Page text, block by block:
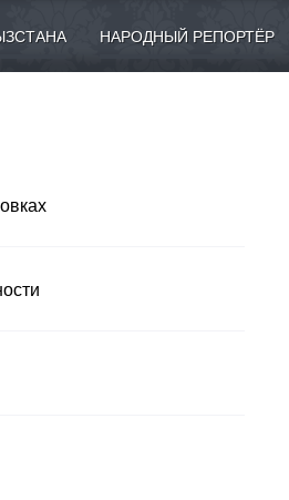
НАРОДНЫЙ РЕПОРТЁР